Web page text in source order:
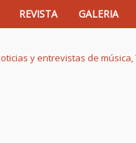
REVISTA GALERIA